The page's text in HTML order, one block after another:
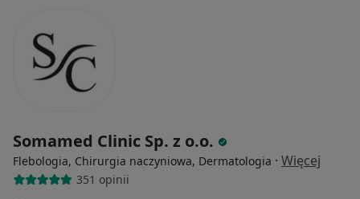
Somamed Clinic Sp. z o.o.
Flebologia, Chirurgia naczyniowa, Dermatologia · Więcej
351 opinii